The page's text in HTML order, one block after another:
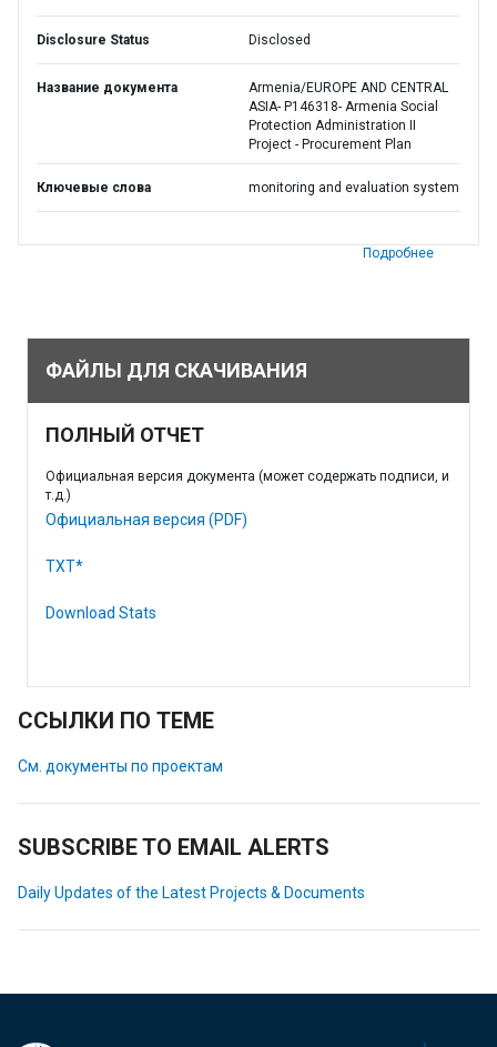
Disclosure Status Disclosed
Название документа
Armenia/EUROPE AND CENTRAL
ASIA- P146318- Armenia Social
Protection Administration II
Project - Procurement Plan
Ключевые слова monitoring and evaluation system
Подробнее
ФАЙЛЫ ДЛЯ СКАЧИВАНИЯ
ПОЛНЫЙ ОТЧЕТ
Официальная версия документа (может содержать подписи, и
т.д.)
Официальная версия (PDF)
TXT*
Download Stats
ССЫЛКИ ПО ТЕМЕ
См. документы по проектам
SUBSCRIBE TO EMAIL ALERTS
Daily Updates of the Latest Projects & Documents